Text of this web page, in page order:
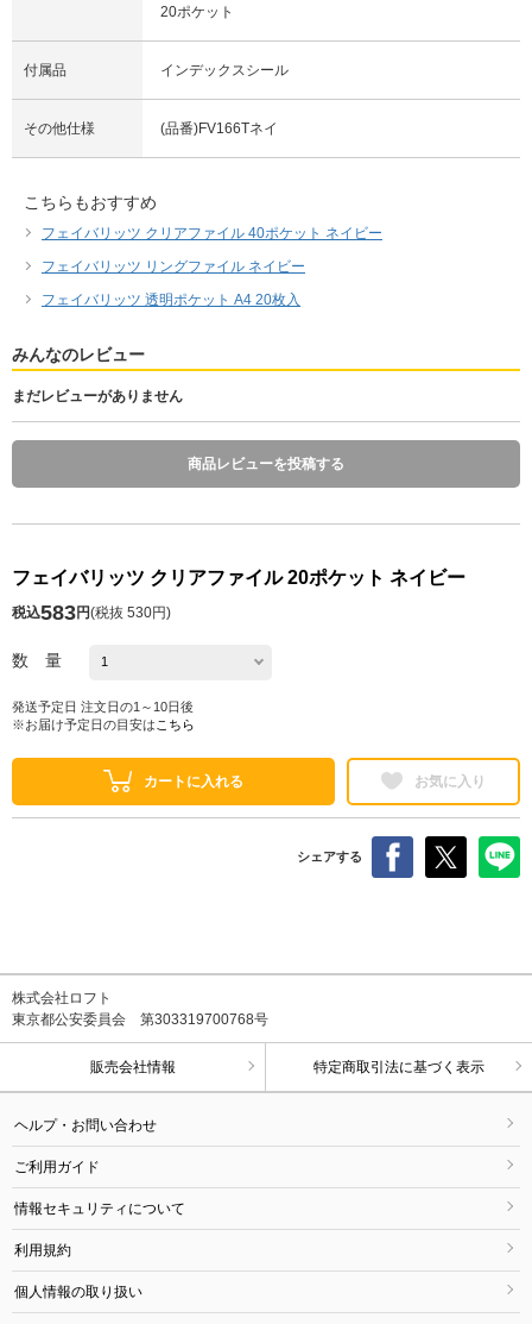
20ポケット
付属品 インデックスシール
その他仕様 (品番)FV166Tネイ
こちらもおすすめ
フェイバリッツ クリアファイル 40ポケット ネイビー
フェイバリッツ リングファイル ネイビー
フェイバリッツ 透明ポケット A4 20枚入
みんなのレビュー
まだレビューがありません
商品レビューを投稿する
フェイバリッツ クリアファイル 20ポケット ネイビー
税込583円(税抜 530円)
数 量
発送予定日 注文日の1～10日後
※お届け予定日の目安は こちら
カートに入れる お気に入り
シェアする
株式会社ロフト
東京都公安委員会 第303319700768号
販売会社情報 特定商取引法に基づく表示
ヘルプ・お問い合わせ
ご利用ガイド
情報セキュリティについて
利用規約
個人情報の取り扱い